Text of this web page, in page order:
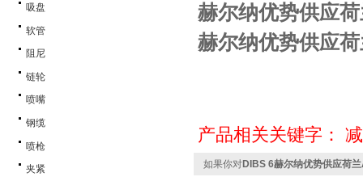
吸盘
软管
阻尼
链轮
喷嘴
钢缆
喷枪
夹紧
赫尔纳优势供应
赫尔纳优势供应
产品相关关键字：
如果你对DIBS 6赫尔纳优势供应荷